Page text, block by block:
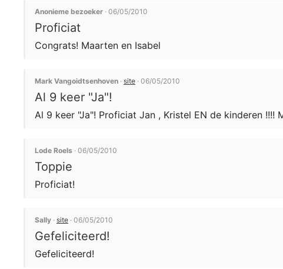
Anonieme bezoeker · 06/05/2010
Proficiat
Congrats! Maarten en Isabel
Mark Vangoidtsenhoven · site · 06/05/2010
Al 9 keer "Ja"!
Al 9 keer "Ja"! Proficiat Jan , Kristel EN de kinderen !!!!
Lode Roels · 06/05/2010
Toppie
Proficiat!
Sally · site · 06/05/2010
Gefeliciteerd!
Gefeliciteerd!